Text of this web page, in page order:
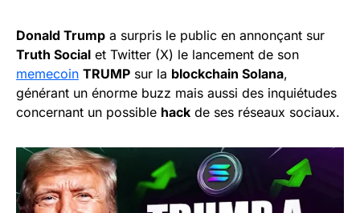
Donald Trump a surpris le public en annonçant sur
Truth Social et Twitter (X) le lancement de son
memecoin TRUMP sur la blockchain Solana,
générant un énorme buzz mais aussi des inquiétudes
concernant un possible hack de ses réseaux sociaux.